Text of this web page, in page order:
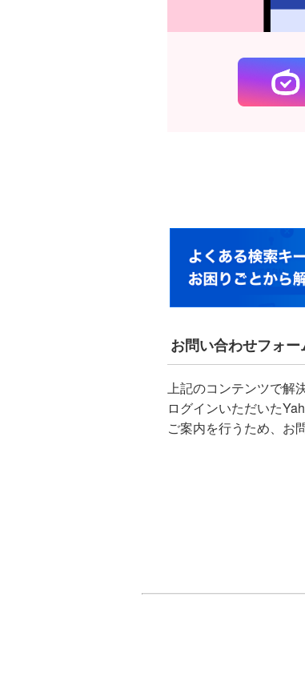
お問い合わせフォー
上記のコンテンツで解
ログインいただいた
ご案内を行うため、お